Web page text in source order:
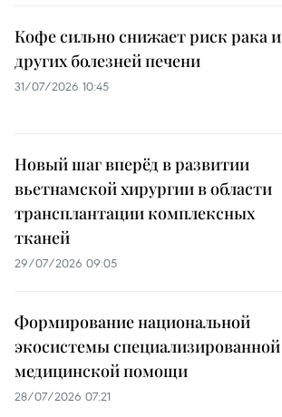
Кофе сильно снижает риск рака и
других болезней печени
31/07/2026 10:45
Новый шаг вперёд в развитии
вьетнамской хирургии в области
трансплантации комплексных
тканей
29/07/2026 09:05
Формирование национальной
экосистемы специализированной
медицинской помощи
28/07/2026 07:21